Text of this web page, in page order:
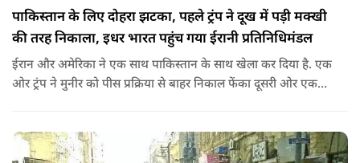
पाकिस्तान के लिए दोहरा झटका, पहले ट्रंप ने दूख में पड़ी मक्खी
की तरह निकाला, इधर भारत पहुंच गया ईरानी प्रतिनिधिमंडल
ईरान और अमेरिका ने एक साथ पाकिस्तान के साथ खेला कर दिया है. एक
ओर ट्रंप ने मुनीर को पीस प्रक्रिया से बाहर निकाल फेंका दूसरी ओर एक